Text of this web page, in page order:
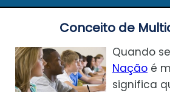
Conceito de
Quando
Nação é
significa